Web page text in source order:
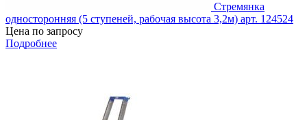
Стремянка
односторонняя (5 ступеней, рабочая высота 3,2м) арт. 124524
Цена по запросу
Подробнее